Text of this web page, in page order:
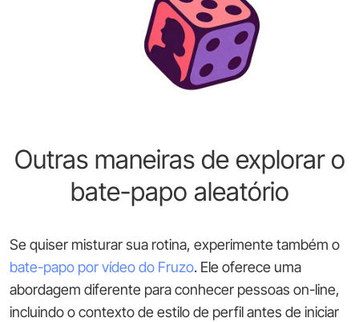
Outras maneiras de explorar o
bate-papo aleatório
Se quiser misturar sua rotina, experimente também o
bate-papo por vídeo do Fruzo. Ele oferece uma
abordagem diferente para conhecer pessoas on-line,
incluindo o contexto de estilo de perfil antes de iniciar